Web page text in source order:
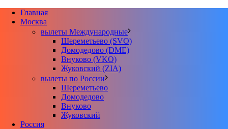
Главная
Москва
вылеты Международные
Шереметьево (SVO)
Домодедово (DME)
Внуково (VKO)
Жуковский (ZIA)
вылеты по России
Шереметьево
Домодедово
Внуково
Жуковский
Россия